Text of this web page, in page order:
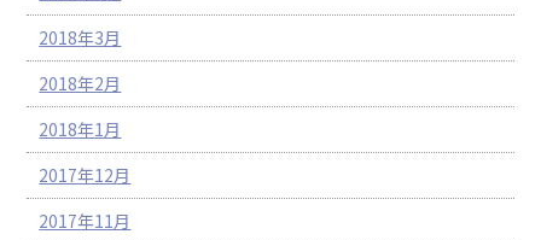
2018年3月
2018年2月
2018年1月
2017年12月
2017年11月